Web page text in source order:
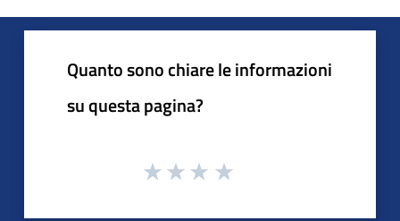
Quanto sono chiare le informazioni
su questa pagina?